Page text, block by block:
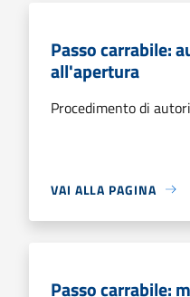
Passo carrabile:
all'apertura
Procedimento di
VAI ALLA PAGINA
Passo carrabile: